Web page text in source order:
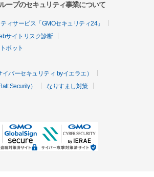
ープのセキュリティ事業について
ィサービス「GMOセキュリティ24」
サイトリスク診断
ボット
バーセキュリティ byイエラエ）
Security）
なりすまし対策